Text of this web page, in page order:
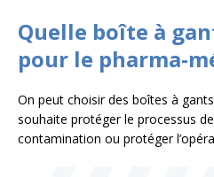
Quelle boîte à
pour le pharma-
On peut choisir des boîtes à
souhaite protéger le processus
contamination ou protéger